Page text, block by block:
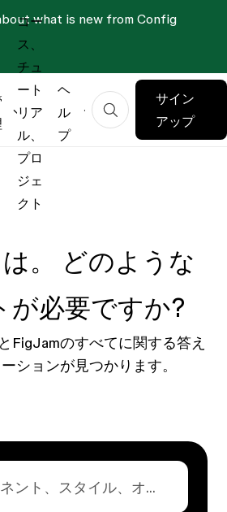
what is new from Config
コー
ス、
チュ
ート
リア
ル、
プロ
ジェ
クト
ヘ
ル
プ
サイン
アップ
。 どのような
が必要ですか?
FigJamのすべてに関する答え
ションが見つかります。